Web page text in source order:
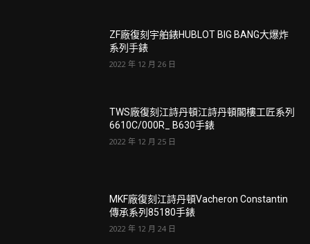
ZF廠復刻宇舶錶HUBLOT BIG BANG大爆炸
系列手錶
2022 年 12 月 26 日
TWS廠復刻江詩丹頓江詩丹頓閣樓工匠系列
6610C/000R_ B630手錶
2022 年 12 月 25 日
MKF廠復刻江詩丹頓Vacheron Constantin
傳承系列85180手錶
2022 年 12 月 24 日